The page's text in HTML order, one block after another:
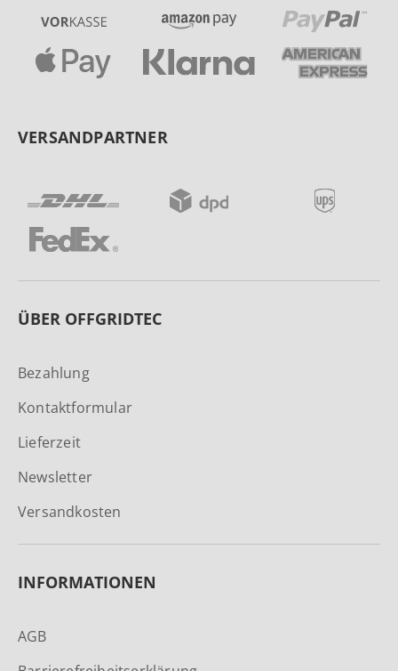
VERSANDPARTNER
ÜBER OFFGRIDTEC
Bezahlung
Kontaktformular
Lieferzeit
Newsletter
Versandkosten
INFORMATIONEN
AGB